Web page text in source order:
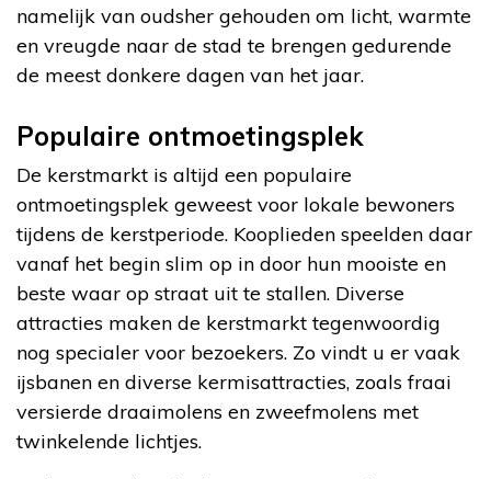
namelijk van oudsher gehouden om licht, warmte
en vreugde naar de stad te brengen gedurende
de meest donkere dagen van het jaar.
Populaire ontmoetingsplek
De kerstmarkt is altijd een populaire
ontmoetingsplek geweest voor lokale bewoners
tijdens de kerstperiode. Kooplieden speelden daar
vanaf het begin slim op in door hun mooiste en
beste waar op straat uit te stallen. Diverse
attracties maken de kerstmarkt tegenwoordig
nog specialer voor bezoekers. Zo vindt u er vaak
ijsbanen en diverse kermisattracties, zoals fraai
versierde draaimolens en zweefmolens met
twinkelende lichtjes.